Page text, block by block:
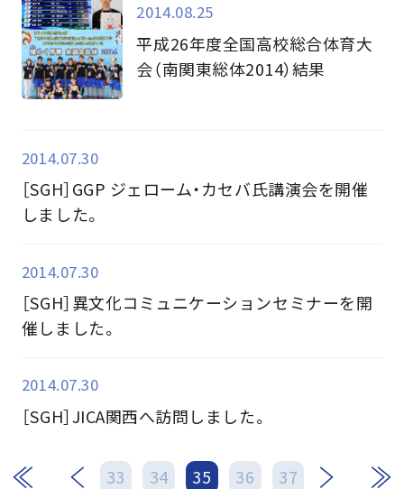
2014.08.25
平成26年度全国高校総合体育大
会（南関東総体2014）結果
2014.07.30
［SGH］GGP ジェローム・カセバ氏講演会を開催
しました。
2014.07.30
［SGH］異文化コミュニケーションセミナーを開
催しました。
2014.07.30
［SGH］JICA関西へ訪問しました。
33 34 35 36 37
次 最後